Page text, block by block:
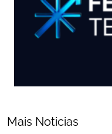
Mais Noticias